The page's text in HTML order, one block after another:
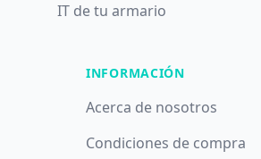
IT de tu armario
INFORMACIÓN
Acerca de nosotros
Condiciones de compra